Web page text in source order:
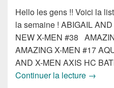
Hello les gens !! Voici la
la semaine ! ABIGAIL
NEW X-MEN #38
AMAZING X-MEN #17
AND X-MEN AXIS HC
Continuer la lecture →